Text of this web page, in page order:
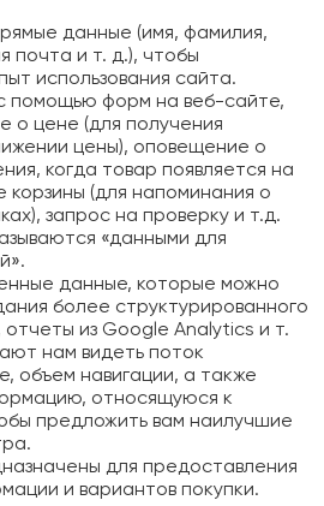
данные (имя, фамилия,
почта и т. д.), чтобы
использования сайта.
помощью форм на веб-сайте,
о цене (для получения
цены), оповещение о
когда товар появляется на
(для напоминания о
запрос на проверку и т.д.
«данными для
данные, которые можно
более структурированного
из Google Analytics и т.
нам видеть поток
объем навигации, а также
относящуюся к
предложить вам наилучшие
для предоставления
и вариантов покупки.